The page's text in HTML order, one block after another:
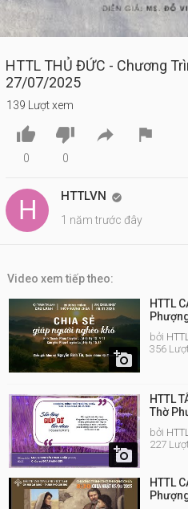
HTTL THỦ ĐỨC - Chương
27/07/2025
139 Lượt xem

0

0
 
HTTLVN 
1 năm trước đây
Video xem tiếp theo:

HTTL
bởi
356

HTTL
Thờ
bởi
227
HTTL